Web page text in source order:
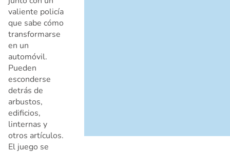
valiente policía
que sabe cómo
transformarse
en un
automóvil.
Pueden
esconderse
detrás de
arbustos,
edificios,
linternas y
otros artículos.
El juego se